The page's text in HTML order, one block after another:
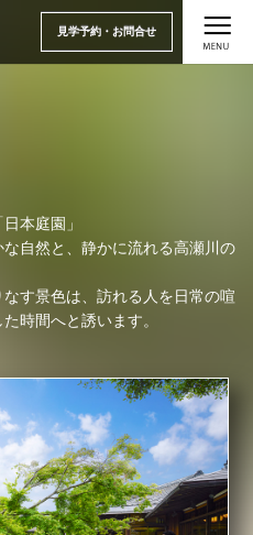
見学予約・お問合せ
見学予約・お問合せ
本庭園」
自然と、静かに流れる高瀬川の
なす景色は、訪れる人を日常の喧
時間へと誘います。